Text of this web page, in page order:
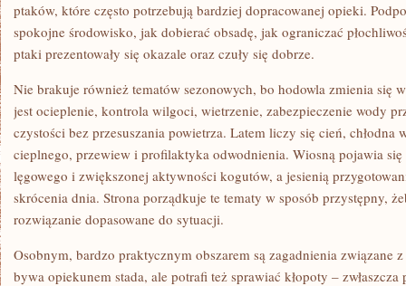
ptaków, które często potrzebują bardziej dopracowanej opieki.
spokojne środowisko, jak dobierać obsadę, jak ograniczać
ptaki prezentowały się okazale oraz czuły się dobrze.
Nie brakuje również tematów sezonowych, bo hodowla zmienia się
jest ocieplenie, kontrola wilgoci, wietrzenie, zabezpieczenie wody
czystości bez przesuszania powietrza. Latem liczy się cień, chłodna
cieplnego, przewiew i profilaktyka odwodnienia. Wiosną pojawia się
lęgowego i zwiększonej aktywności kogutów, a jesienią
skrócenia dnia. Strona porządkuje te tematy w sposób przystępny,
rozwiązanie dopasowane do sytuacji.
Osobnym, bardzo praktycznym obszarem są zagadnienia związane
bywa opiekunem stada, ale potrafi też sprawiać kłopoty –